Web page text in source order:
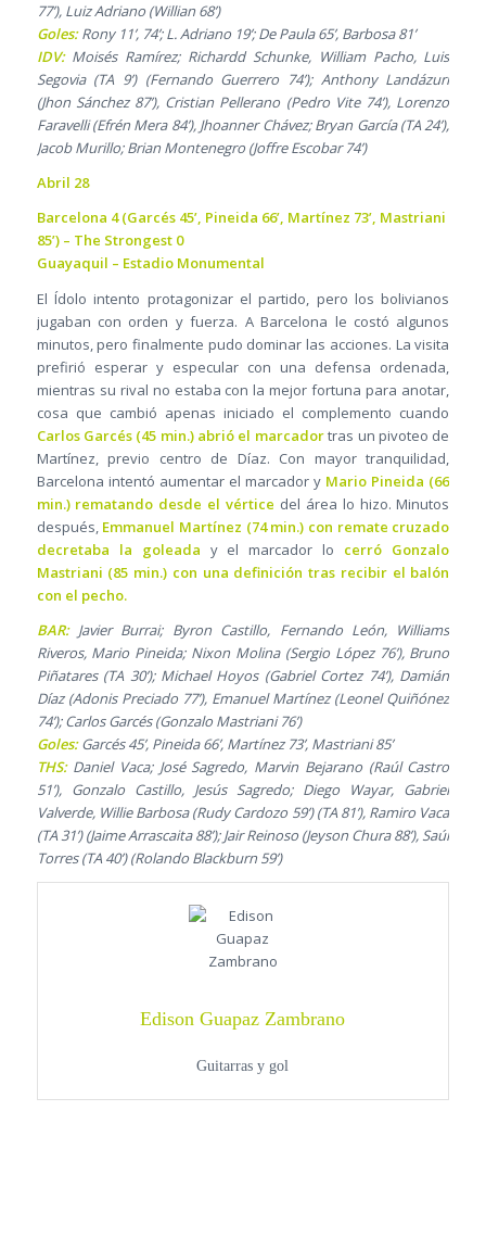
77’), Luiz Adriano (Willian 68’)
Goles:Rony 11’, 74’; L. Adriano 19’; De Paula 65’, Barbosa 81’
IDV:Moisés Ramírez; Richardd Schunke, William Pacho, Luis
Segovia (TA 9’) (Fernando Guerrero 74’); Anthony Landázuri
(Jhon Sánchez 87’), Cristian Pellerano (Pedro Vite 74’), Lorenzo
Faravelli (Efrén Mera 84’), Jhoanner Chávez; Bryan García (TA 24’),
Jacob Murillo; Brian Montenegro (Joffre Escobar 74’)
Abril 28
Barcelona 4 (Garcés 45’, Pineida 66’, Martínez 73’, Mastriani
85’) – The Strongest 0
Guayaquil – Estadio Monumental
El Ídolo intento protagonizar el partido, pero los bolivianos
jugaban con orden y fuerza. A Barcelona le costó algunos
minutos, pero finalmente pudo dominar las acciones. La visita
prefirió esperar y especular con una defensa ordenada,
mientras su rival no estaba con la mejor fortuna para anotar,
cosa que cambió apenas iniciado el complemento cuando
Carlos Garcés (45 min.) abrió el marcadortras un pivoteo de
Martínez, previo centro de Díaz. Con mayor tranquilidad,
Barcelona intentó aumentar el marcador y Mario Pineida (66
min.) rematando desde el vértice del área lo hizo. Minutos
después, Emmanuel Martínez (74 min.) con remate cruzado
decretaba la goleada y el marcador lo cerró Gonzalo
Mastriani (85 min.) con una definición tras recibir el balón
con el pecho.
BAR:Javier Burrai; Byron Castillo, Fernando León, Williams
Riveros, Mario Pineida; Nixon Molina (Sergio López 76’), Bruno
Piñatares (TA 30’); Michael Hoyos (Gabriel Cortez 74’), Damián
Díaz (Adonis Preciado 77’), Emanuel Martínez (Leonel Quiñónez
74’); Carlos Garcés (Gonzalo Mastriani 76’)
Goles:Garcés 45’, Pineida 66’, Martínez 73’, Mastriani 85’
THS:Daniel Vaca; José Sagredo, Marvin Bejarano (Raúl Castro
51’), Gonzalo Castillo, Jesús Sagredo; Diego Wayar, Gabriel
Valverde, Willie Barbosa (Rudy Cardozo 59’) (TA 81’), Ramiro Vaca
(TA 31’) (Jaime Arrascaita 88’); Jair Reinoso (Jeyson Chura 88’), Saúl
Torres (TA 40’) (Rolando Blackburn 59’)
Edison Guapaz Zambrano
Guitarras y gol